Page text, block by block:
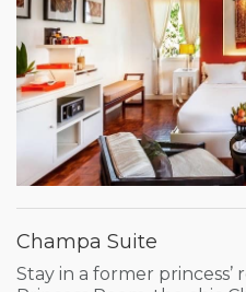
Champa Suite
Stay in a former princess’